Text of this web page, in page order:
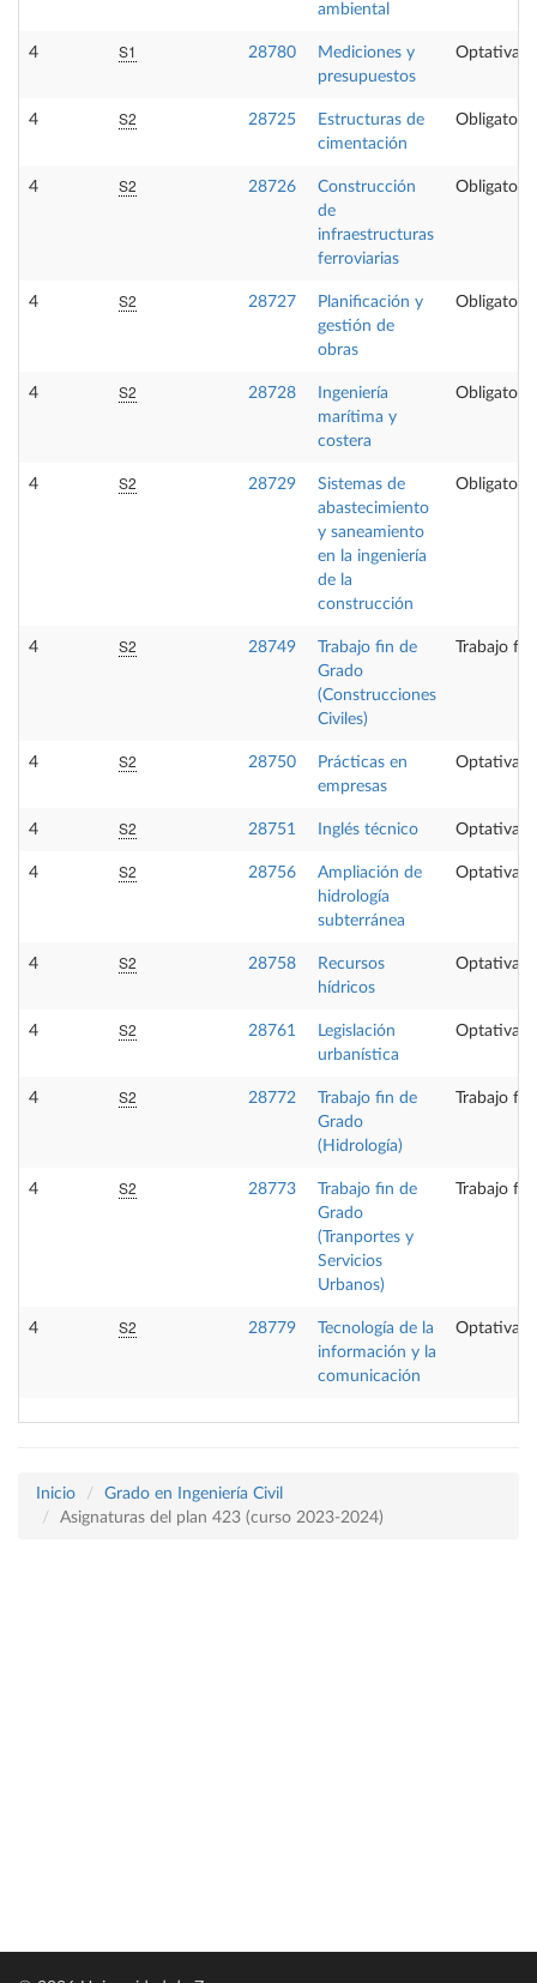
ambiental
4 S1 28780
Mediciones y
presupuestos
Optativa
4 S2 28725
Estructuras de
cimentación
Obligatoria
4 S2 28726
Construcción
de
infraestructuras
ferroviarias
Obligatoria
4 S2 28727
Planificación y
gestión de
obras
Obligatoria
4 S2 28728
Ingeniería
marítima y
costera
Obligatoria
4 S2 28729
Sistemas de
abastecimiento
y saneamiento
en la ingeniería
de la
construcción
Obligatoria
4 S2 28749
Trabajo fin de
Grado
(Construcciones
Civiles)
Trabajo fin
4 S2 28750
Prácticas en
empresas
Optativa
4 S2 28751 Inglés técnico Optativa
4 S2 28756
Ampliación de
hidrología
subterránea
Optativa
4 S2 28758
Recursos
hídricos
Optativa
4 S2 28761
Legislación
urbanística
Optativa
4 S2 28772
Trabajo fin de
Grado
(Hidrología)
Trabajo fin
4 S2 28773
Trabajo fin de
Grado
(Tranportes y
Servicios
Urbanos)
Trabajo fin
4 S2 28779
Tecnología de la
información y la
comunicación
Optativa
Inicio
Grado en Ingeniería Civil
Asignaturas del plan 423 (curso 2023-2024)